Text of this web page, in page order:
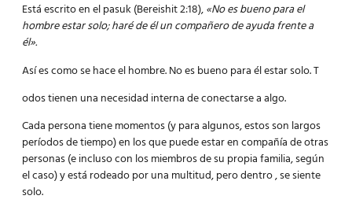
Está escrito en el pasuk (Bereishit 2:18),«No es bueno para el
hombre estar solo; haré de él un compañero de ayuda frente a
él».
Así es como se hace el hombre. No es bueno para él estar solo. T
odos tienen una necesidad interna de conectarse a algo.
Cada persona tiene momentos (y para algunos, estos son largos
períodos de tiempo) en los que puede estar en compañía de otras
personas (e incluso con los miembros de su propia familia, según
el caso) y está rodeado por una multitud, pero dentro , se siente
solo.